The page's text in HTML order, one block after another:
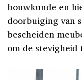
bouwkunde en
doorbuiging van
bescheiden
om de